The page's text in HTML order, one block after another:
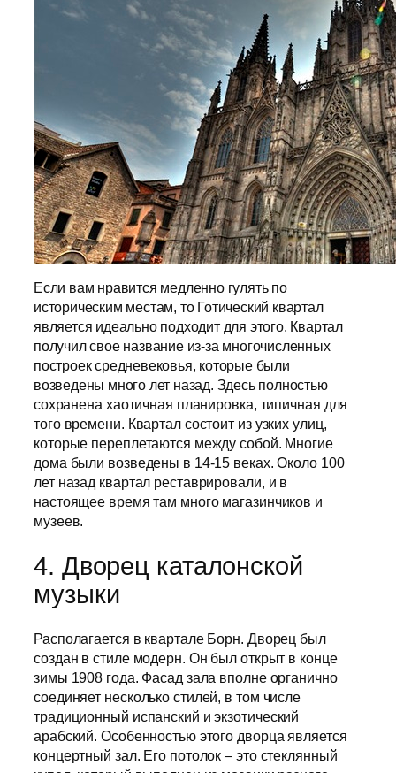
Если вам нравится медленно гулять по
историческим местам, то Готический квартал
является идеально подходит для этого. Квартал
получил свое название из-за многочисленных
построек средневековья, которые были
возведены много лет назад. Здесь полностью
сохранена хаотичная планировка, типичная для
того времени. Квартал состоит из узких улиц,
которые переплетаются между собой. Многие
дома были возведены в 14-15 веках. Около 100
лет назад квартал реставрировали, и в
настоящее время там много магазинчиков и
музеев.
4. Дворец каталонской
музыки
Располагается в квартале Борн. Дворец был
создан в стиле модерн. Он был открыт в конце
зимы 1908 года. Фасад зала вполне органично
соединяет несколько стилей, в том числе
традиционный испанский и экзотический
арабский. Особенностью этого дворца является
концертный зал. Его потолок – это стеклянный